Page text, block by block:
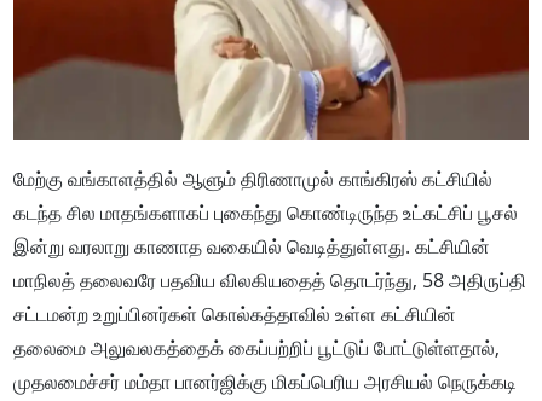
மேற்கு வங்காளத்தில் ஆளும் திரிணாமுல் காங்கிரஸ் கட்சியில்
கடந்த சில மாதங்களாகப் புகைந்து கொண்டிருந்த உட்கட்சிப் பூசல்
இன்று வரலாறு காணாத வகையில் வெடித்துள்ளது. கட்சியின்
மாநிலத் தலைவரே பதவிய விலகியதைத் தொடர்ந்து, 58 அதிருப்தி
சட்டமன்ற உறுப்பினர்கள் கொல்கத்தாவில் உள்ள கட்சியின்
தலைமை அலுவலகத்தைக் கைப்பற்றிப் பூட்டுப் போட்டுள்ளதால்,
முதலமைச்சர் மம்தா பானர்ஜிக்கு மிகப்பெரிய அரசியல் நெருக்கடி